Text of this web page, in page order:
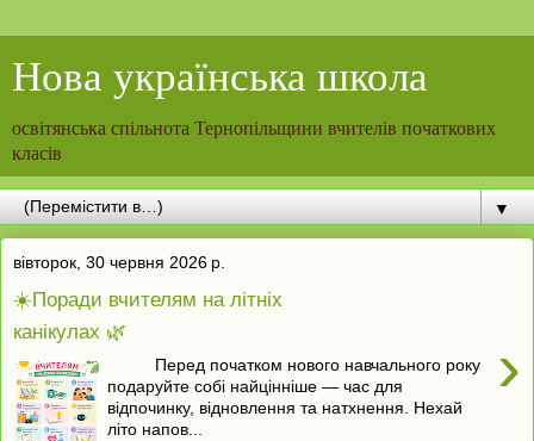
Нова українська школа
освітянська спільнота Тернопільщини вчителів початкових
класів
▼
вівторок, 30 червня 2026 р.
☀️Поради вчителям на літніх
канікулах 🌿
›
Перед початком нового навчального року
подаруйте собі найцінніше — час для
відпочинку, відновлення та натхнення. Нехай
літо напов...